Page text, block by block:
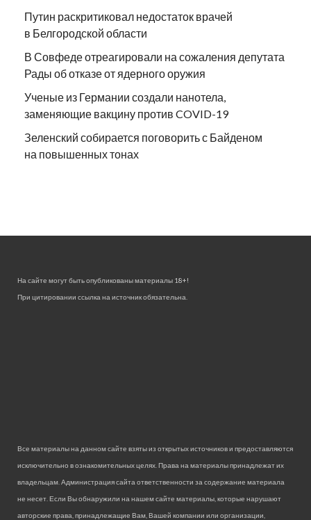
Путин раскритиковал недостаток врачей
в Белгородской области
В Совфеде отреагировали на сожаления депутата
Рады об отказе от ядерного оружия
Ученые из Германии создали нанотела,
заменяющие вакцину против COVID-19
Зеленский собирается поговорить с Байденом
на повышенных тонах
На сайте могут быть опубликованы материалы 18+!
При цитировании ссылка на источник обязательна.
Все материалы на данном сайте взяты из открытых источников и предоставляются
исключительно в ознакомительных целях. Права на материалы принадлежат их
владельцам. Администрация сайта ответственности за содержание материала
не несет. Если Вы обнаружили на нашем сайте материалы, которые нарушают
авторские права, принадлежащие Вам, Вашей компании или организации,